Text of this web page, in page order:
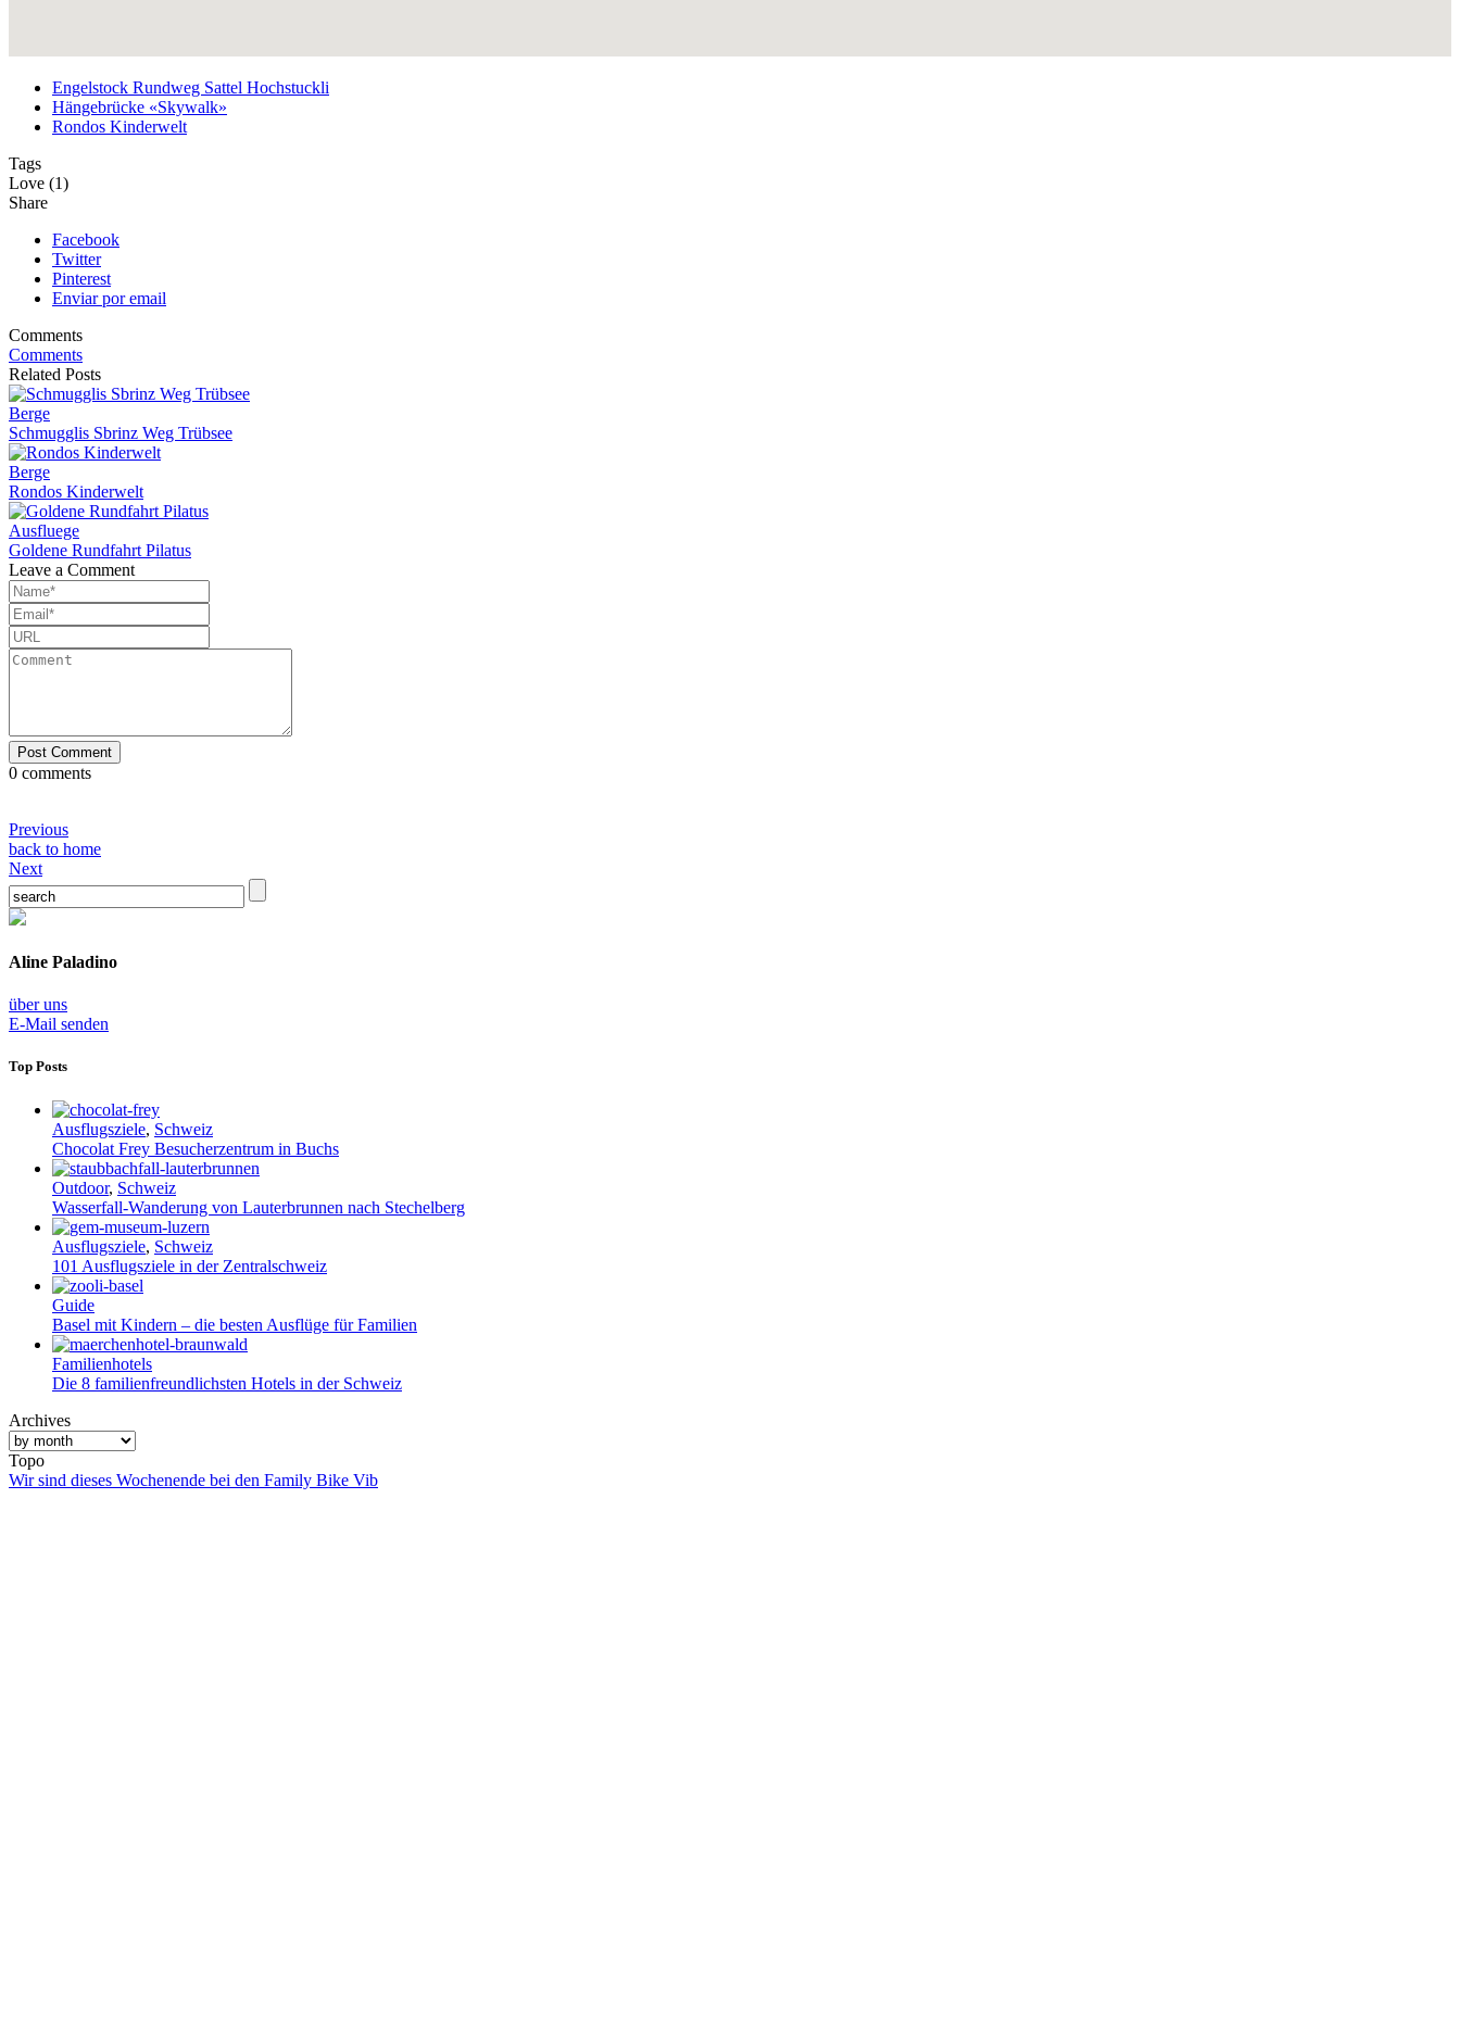
Engelstock Rundweg Sattel Hochstuckli
Hängebrücke «Skywalk»
Rondos Kinderwelt
Tags
Love (1)
Share
Facebook
Twitter
Pinterest
Enviar por email
Comments
Comments
Related Posts
Berge
Schmugglis Sbrinz Weg Trübsee
Berge
Rondos Kinderwelt
Ausfluege
Goldene Rundfahrt Pilatus
Leave a Comment
0 comments
Previous
back to home
Next
Aline Paladino
über uns
E-Mail senden
Top Posts
Ausflugsziele, Schweiz
Chocolat Frey Besucherzentrum in Buchs
Outdoor, Schweiz
Wasserfall-Wanderung von Lauterbrunnen nach Stechelberg
Ausflugsziele, Schweiz
101 Ausflugsziele in der Zentralschweiz
Guide
Basel mit Kindern – die besten Ausflüge für Familien
Familienhotels
Die 8 familienfreundlichsten Hotels in der Schweiz
Archives
Topo
Wir sind dieses Wochenende bei den Family Bike Vib